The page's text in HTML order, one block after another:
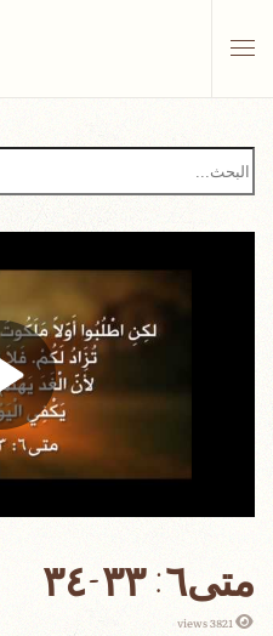
متى٦: ٣٣-٣٤
3821 views